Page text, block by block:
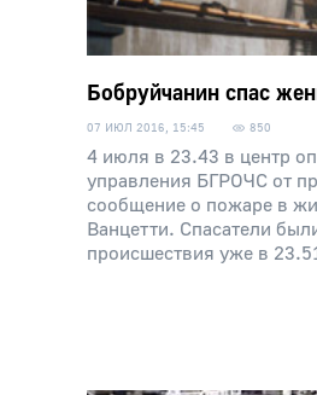
Бобруйчанин спас
07 ИЮЛ 2016, 15:45 850
4 июля в 23.43 в центр
управления БГРОЧС от
сообщение о пожаре в
Ванцетти. Спасатели
происшествия уже в